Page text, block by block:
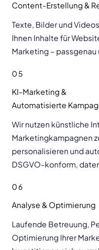
Content-Erstellung &
Texte, Bilder und
Ihnen Inhalte für
Marketing –
05
KI-Marketing &
Automatisierte
Wir nutzen künstliche
Marketingkampagnen
personalisieren und
DSGVO-konform,
06
Analyse & Optimierung
Laufende Betreuung,
Optimierung Ihrer